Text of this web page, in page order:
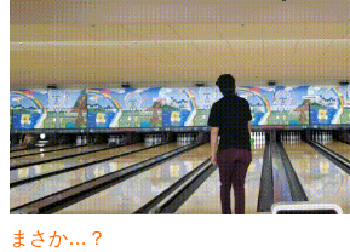
まさか…？